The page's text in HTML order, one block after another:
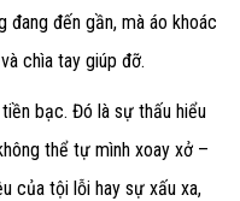
đang đến gần, mà áo khoác
chìa tay giúp đỡ.
bạc. Đó là sự thấu hiểu
thể tự mình xoay xở –
của tội lỗi hay sự xấu xa,